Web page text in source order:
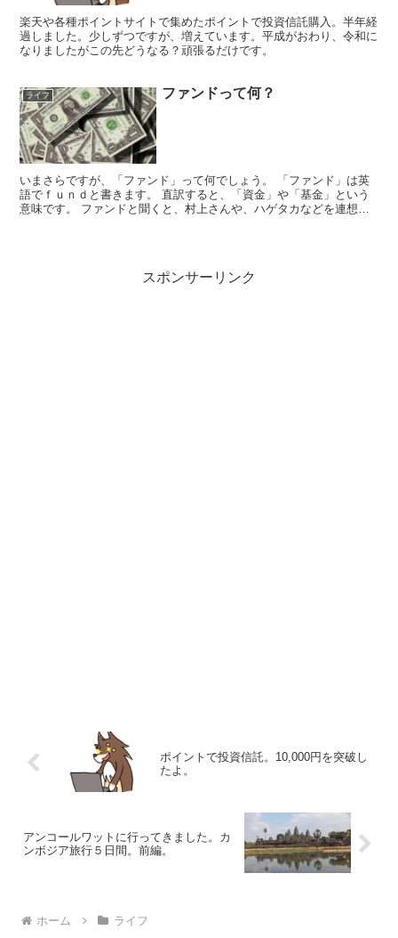
楽天や各種ポイントサイトで集めたポイントで投資信託購入。半年経
過しました。少しずつですが、増えています。平成がおわり、令和に
なりましたがこの先どうなる？頑張るだけです。
ライフ ファンドって何？
いまさらですが、「ファンド」って何でしょう。 「ファンド」は英
語でｆｕｎｄと書きます。 直訳すると、「資金」や「基金」という
意味です。 ファンドと聞くと、村上さんや、ハゲタカなどを連想し
スポンサーリンク
ポイントで投資信託。10,000円を突破し
たよ。
アンコールワットに行ってきました。カ
ンボジア旅行５日間。前編。
ホーム ライフ